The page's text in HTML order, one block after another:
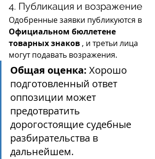
4. Публикация и возражение
Одобренные заявки публикуются в
Официальном бюллетене
товарных знаков , и третьи лица
могут подавать возражения.
Общая оценка: Хорошо
подготовленный ответ
оппозиции может
предотвратить
дорогостоящие судебные
разбирательства в
дальнейшем.